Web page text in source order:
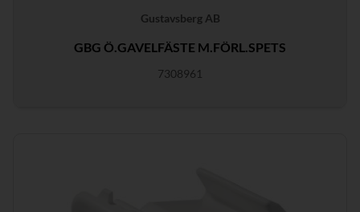
Gustavsberg AB
GBG Ö.GAVELFÄSTE M.FÖRL.SPETS
7308961